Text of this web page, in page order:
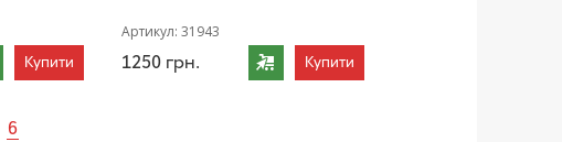
Купити
Артикул: 31943
1250 грн. Купити
6